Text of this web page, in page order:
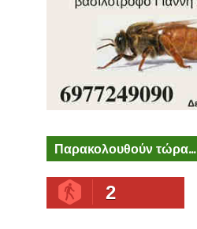
Παρακολουθούν τώρα...
2